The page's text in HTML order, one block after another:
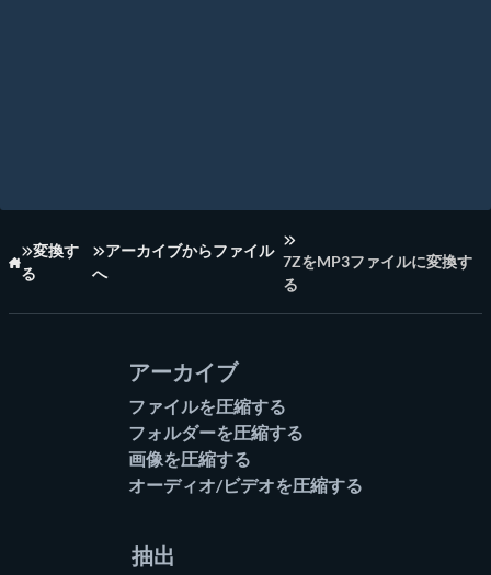
ホーム
変換す
る
アーカイブからファイル
へ
7ZをMP3ファイルに変換す
る
アーカイブ
ファイルを圧縮する
フォルダーを圧縮する
画像を圧縮する
オーディオ/ビデオを圧縮する
抽出